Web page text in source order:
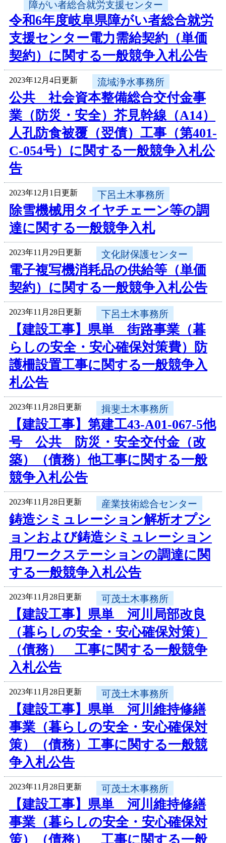
障がい者総合就労支援センター
令和6年度岐阜県障がい者総合就労
支援センター電力需給契約（単価
契約）に関する一般競争入札公告
2023年12月4日更新 流域浄水事務所
公共 社会資本整備総合交付金事
業（防災・安全）芥見幹線（A14）
人孔防食被覆（翌債）工事（第401-
C-054号）に関する一般競争入札公
告
2023年12月1日更新 下呂土木事務所
除雪機械用タイヤチェーン等の調
達に関する一般競争入札
2023年11月29日更新 文化財保護センター
電子複写機消耗品の供給等（単価
契約）に関する一般競争入札公告
2023年11月28日更新 下呂土木事務所
【建設工事】県単 街路事業（暮
らしの安全・安心確保対策費）防
護柵設置工事に関する一般競争入
札公告
2023年11月28日更新 揖斐土木事務所
【建設工事】第建工43-A01-067-5他
号 公共 防災・安全交付金（改
築）（債務）他工事に関する一般
競争入札公告
2023年11月28日更新 産業技術総合センター
鋳造シミュレーション解析オプシ
ョンおよび鋳造シミュレーション
用ワークステーションの調達に関
する一般競争入札公告
2023年11月28日更新 可茂土木事務所
【建設工事】県単 河川局部改良
（暮らしの安全・安心確保対策）
（債務） 工事に関する一般競争
入札公告
2023年11月28日更新 可茂土木事務所
【建設工事】県単 河川維持修繕
事業（暮らしの安全・安心確保対
策）（債務）工事に関する一般競
争入札公告
2023年11月28日更新 可茂土木事務所
【建設工事】県単 河川維持修繕
事業（暮らしの安全・安心確保対
策）（債務） 工事に関する一般